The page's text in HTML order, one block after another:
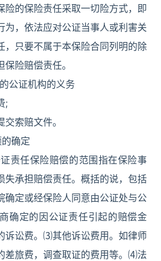
险的保险责任采取一切险方式，即
为，依法应对公证当事人或利害关
，只要不属于本保险合同列明的除
险赔偿责任。
公证机构的义务
;
索赔文件。
确定
责任保险赔偿的范围指在保险事
失承担赔偿责任。概括的说，包括
定或经保险人同意由公证处与公
确定的因公证责任引起的赔偿金
诉讼费。⑶其他诉讼费用。如律师
差旅费，调查取证的费用等。⑷法